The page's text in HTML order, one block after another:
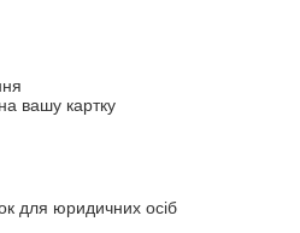
вашу картку
для юридичних осіб